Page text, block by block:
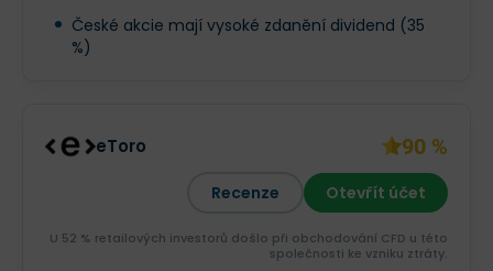
České akcie mají vysoké zdanění dividend (35
%)
eToro 90 %
Recenze Otevřít účet
U 52 % retailových investorů došlo při obchodování CFD u této
společnosti ke vzniku ztráty.